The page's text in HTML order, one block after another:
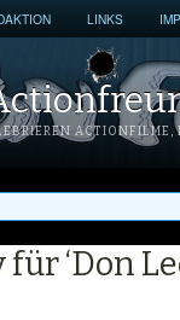
LINKS
ACTIONFILME,
‘Don